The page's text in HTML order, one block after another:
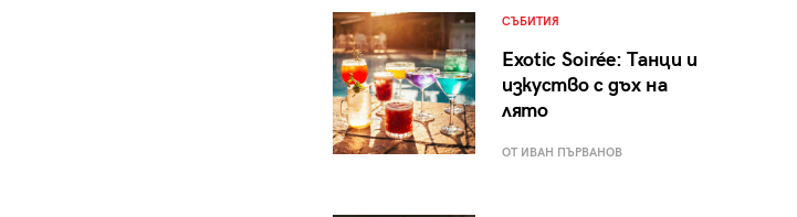
СЪБИТИЯ
Exotic Soirée: Танци и
изкуство с дъх на
лято
ОТ ИВАН ПЪРВАНОВ